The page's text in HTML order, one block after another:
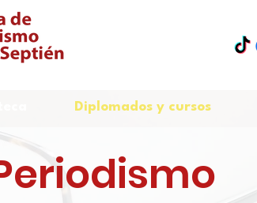
Diplomados y cursos